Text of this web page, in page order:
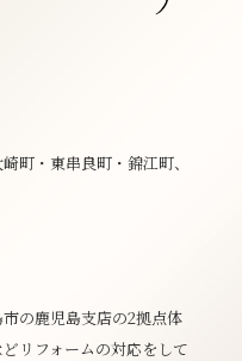
町・東串良町・錦江町、
の鹿児島支店の2拠点体
リフォームの対応をして